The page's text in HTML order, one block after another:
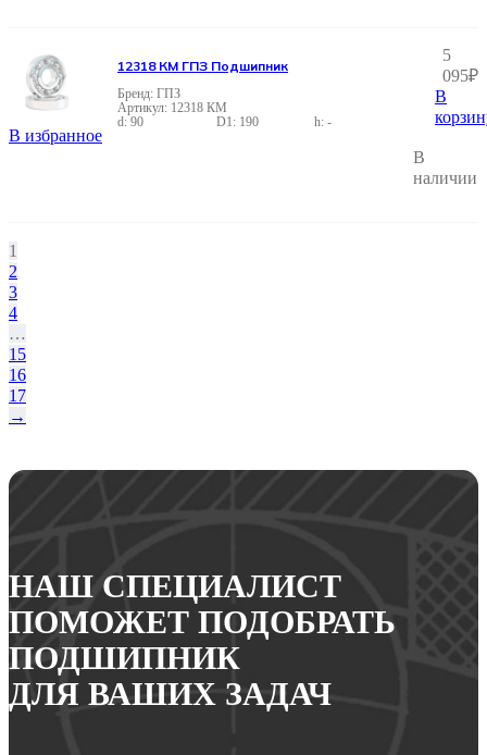
В избранное
12318 КМ
90
190 -
ГПЗ
12318 КМ ГПЗ Подшипник
5
095₽
В
В
наличии
1
2
3
4
…
15
16
17
→
НАШ СПЕЦИАЛИСТ
ПОМОЖЕТ ПОДОБРАТЬ
ПОДШИПНИК
ДЛЯ ВАШИХ ЗАДАЧ